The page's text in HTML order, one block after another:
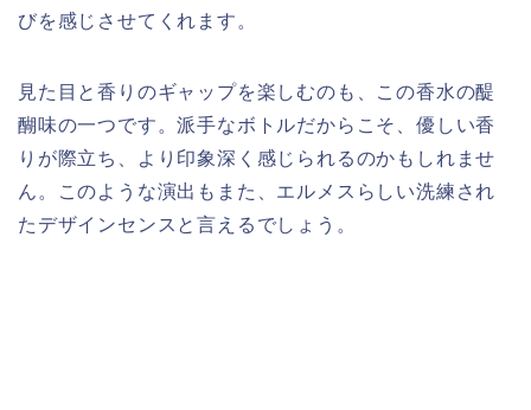
びを感じさせてくれます。
見た目と香りのギャップを楽しむのも、この香水の醍
醐味の一つです。派手なボトルだからこそ、優しい香
りが際立ち、より印象深く感じられるのかもしれませ
ん。このような演出もまた、エルメスらしい洗練され
たデザインセンスと言えるでしょう。